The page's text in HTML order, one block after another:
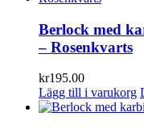
Berlock med
– Rosenkvarts
kr195.00
Lägg till i varukorg